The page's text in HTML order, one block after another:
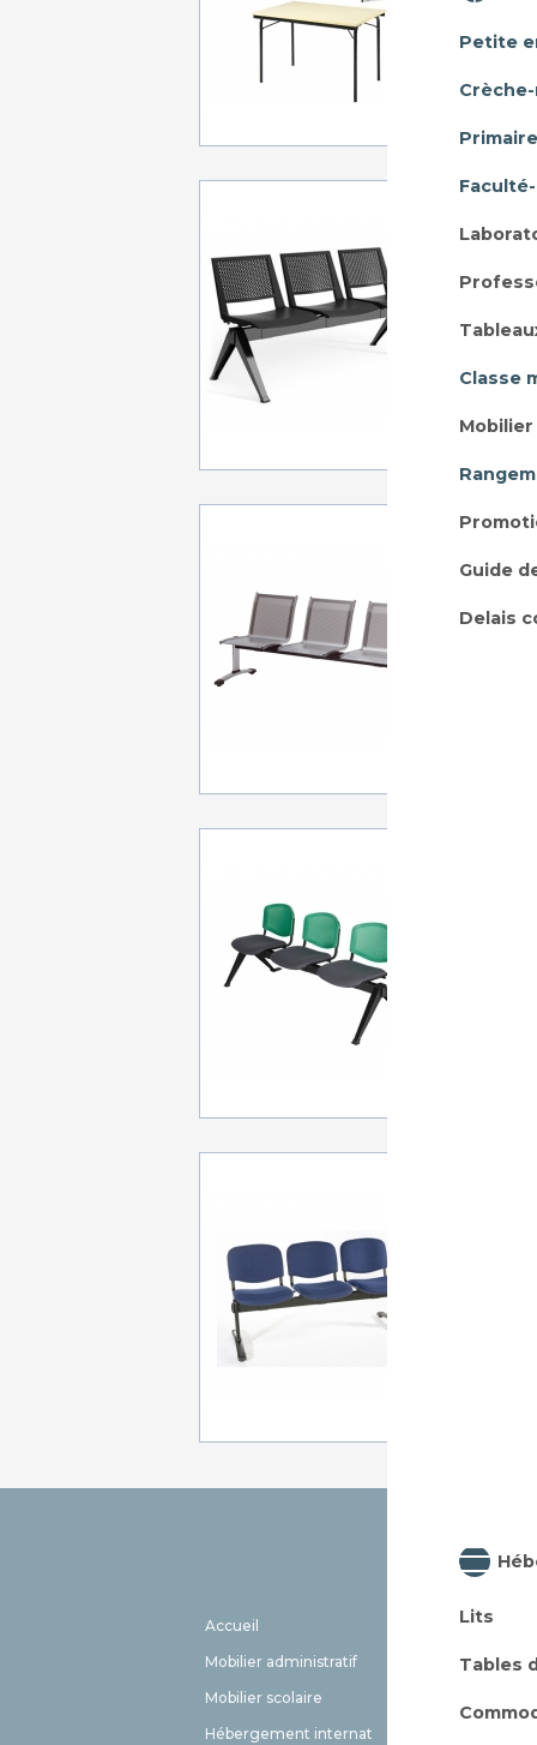
Petite
Classe
Mobilier
Guide
Delais
Lits
Tables
A
2
Accueil
Mobilier administratif
Mobilier scolaire
Hébergement internat
EHPAD
Meuble